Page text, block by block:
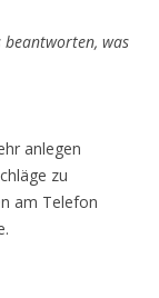
beantworten, was
anlegen
zu
am Telefon